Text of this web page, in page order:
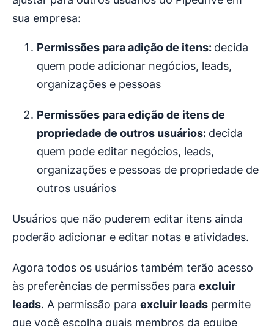
sua empresa:
Permissões para adição de itens: decida
quem pode adicionar negócios, leads,
organizações e pessoas
Permissões para edição de itens de
propriedade de outros usuários: decida
quem pode editar negócios, leads,
organizações e pessoas de propriedade de
outros usuários
Usuários que não puderem editar itens ainda
poderão adicionar e editar notas e atividades.
Agora todos os usuários também terão acesso
às preferências de permissões para excluir
leads. A permissão para excluir leads permite
que você escolha quais membros da equipe